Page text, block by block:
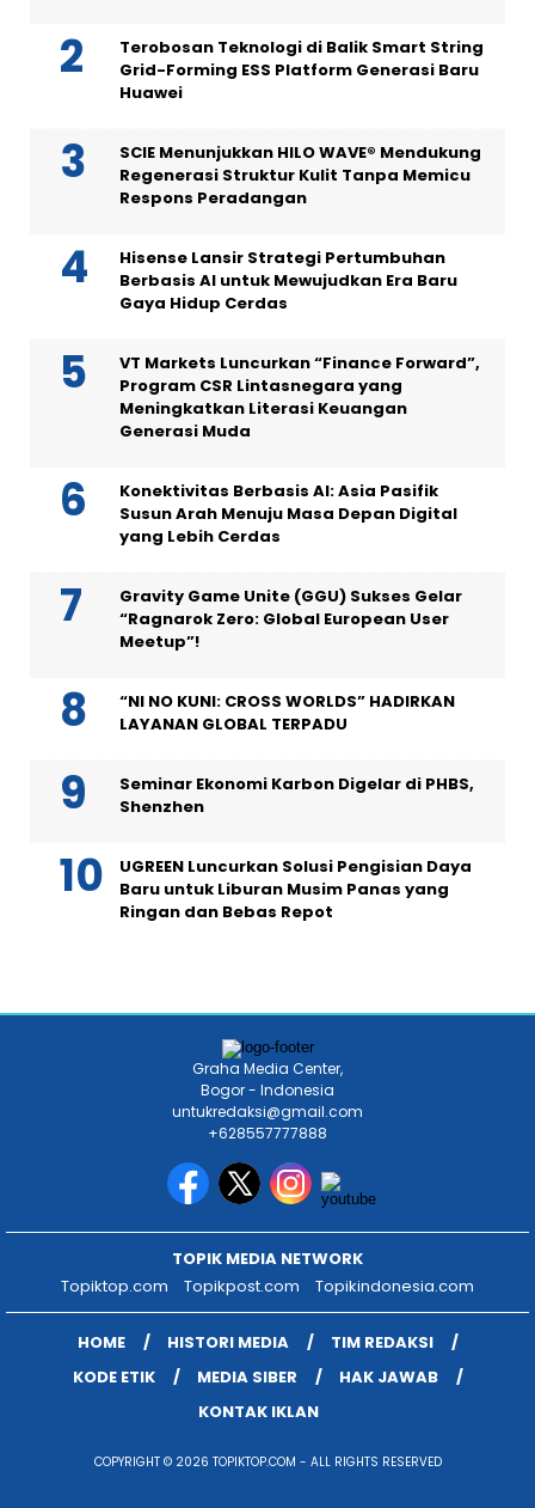
Terobosan Teknologi di Balik Smart String
Grid-Forming ESS Platform Generasi Baru
Huawei
SCIE Menunjukkan HILO WAVE® Mendukung
Regenerasi Struktur Kulit Tanpa Memicu
Respons Peradangan
Hisense Lansir Strategi Pertumbuhan
Berbasis AI untuk Mewujudkan Era Baru
Gaya Hidup Cerdas
VT Markets Luncurkan “Finance Forward”,
Program CSR Lintasnegara yang
Meningkatkan Literasi Keuangan
Generasi Muda
Konektivitas Berbasis AI: Asia Pasifik
Susun Arah Menuju Masa Depan Digital
yang Lebih Cerdas
Gravity Game Unite (GGU) Sukses Gelar
“Ragnarok Zero: Global European User
Meetup”!
“NI NO KUNI: CROSS WORLDS” HADIRKAN
LAYANAN GLOBAL TERPADU
Seminar Ekonomi Karbon Digelar di PHBS,
Shenzhen
UGREEN Luncurkan Solusi Pengisian Daya
Baru untuk Liburan Musim Panas yang
Ringan dan Bebas Repot
Graha Media Center,
Bogor - Indonesia
untukredaksi@gmail.com
+628557777888
TOPIK MEDIA NETWORK
Topiktop.com
Topikpost.com Topikindonesia.com
HOME HISTORI MEDIA
TIM REDAKSI
KODE ETIK
MEDIA SIBER
HAK JAWAB
KONTAK IKLAN
COPYRIGHT © 2026 TOPIKTOP.COM - ALL RIGHTS RESERVED